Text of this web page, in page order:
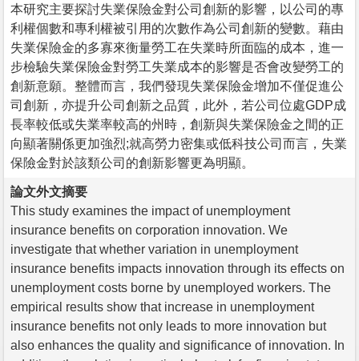
本研究主要探討失業保險金對公司創新的影響，以公司的專
利權個數和專利權被引用的次數作為公司創新的變數。藉由
失業保險金的多寡來衡量勞工在失業時所面臨的成本，進一
步檢驗失業保險金對勞工失業成本的影響是否會改變勞工的
創新意願。整體而言，我們發現失業保險金增加不僅促進公
司創新，亦提升公司創新之品質，此外，若公司位處GDP成
長率較低或失業率較高的州時，創新與失業保險金之間的正
向顯著關係更加強烈;就高勞力密集或低科技公司而言，失業
保險金對於該類公司的創新影響更為明顯。
論文外文摘要
This study examines the impact of unemployment
insurance benefits on corporation innovation. We
investigate that whether variation in unemployment
insurance benefits impacts innovation through its effects on
unemployment costs borne by unemployed workers. The
empirical results show that increase in unemployment
insurance benefits not only leads to more innovation but
also enhances the quality and significance of innovation. In